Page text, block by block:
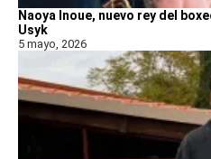
Naoya Inoue, nuevo rey del
Usyk
5 mayo, 2026